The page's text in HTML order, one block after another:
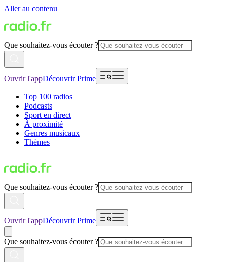
Aller au contenu
Que souhaitez-vous écouter ?
Ouvrir l'appDécouvrir Prime
Top 100 radios
Podcasts
Sport en direct
À proximité
Genres musicaux
Thèmes
Que souhaitez-vous écouter ?
Ouvrir l'appDécouvrir Prime
Que souhaitez-vous écouter ?